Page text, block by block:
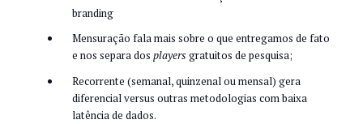
branding
Mensuração fala mais sobre o que entregamos de fato
e nos separa dos players gratuitos de pesquisa;
Recorrente (semanal, quinzenal ou mensal) gera
diferencial versus outras metodologias com baixa
latência de dados.